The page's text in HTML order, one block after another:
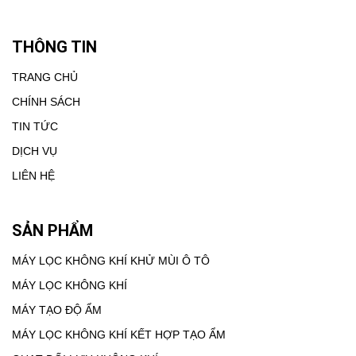
THÔNG TIN
TRANG CHỦ
CHÍNH SÁCH
TIN TỨC
DỊCH VỤ
LIÊN HỆ
SẢN PHẨM
MÁY LỌC KHÔNG KHÍ KHỬ MÙI Ô TÔ
MÁY LỌC KHÔNG KHÍ
MÁY TẠO ĐỘ ẨM
MÁY LỌC KHÔNG KHÍ KẾT HỢP TẠO ẨM